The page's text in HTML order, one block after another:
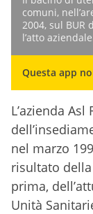
comuni,
2004, sul BUR
l’atto
Questa app
L’azienda
nel marzo
risultato
prima,
Unità